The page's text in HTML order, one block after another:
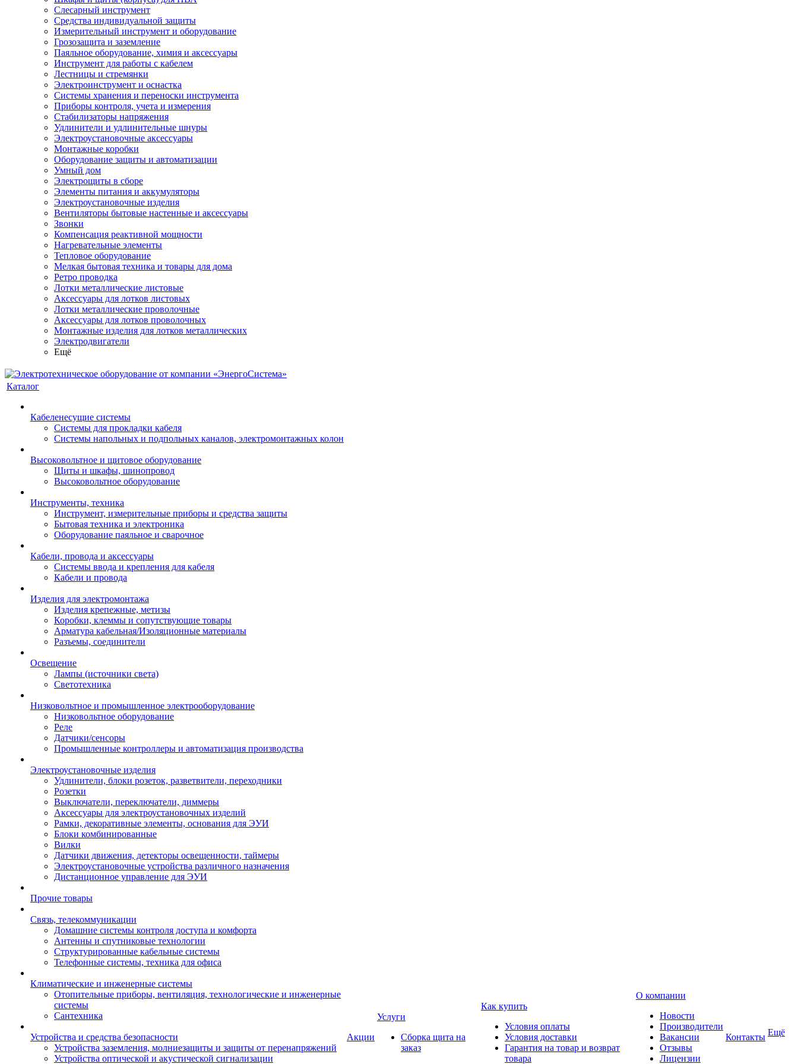
Слесарный инструмент
Средства индивидуальной защиты
Измерительный инструмент и оборудование
Грозозащита и заземление
Паяльное оборудование, химия и аксессуары
Инструмент для работы с кабелем
Лестницы и стремянки
Электроинструмент и оснастка
Системы хранения и переноски инструмента
Приборы контроля, учета и измерения
Стабилизаторы напряжения
Удлинители и удлинительные шнуры
Электроустановочные аксессуары
Монтажные коробки
Оборудование защиты и автоматизации
Умный дом
Электрощиты в сборе
Элементы питания и аккумуляторы
Электроустановочные изделия
Вентиляторы бытовые настенные и аксессуары
Звонки
Компенсация реактивной мощности
Нагревательные элементы
Тепловое оборудование
Мелкая бытовая техника и товары для дома
Ретро проводка
Лотки металлические листовые
Аксессуары для лотков листовых
Лотки металлические проволочные
Аксессуары для лотков проволочных
Монтажные изделия для лотков металлических
Электродвигатели
Ещё
Каталог
Кабеленесущие системы
Системы для прокладки кабеля
Системы напольных и подпольных каналов, электромонтажных колон
Высоковольтное и щитовое оборудование
Щиты и шкафы, шинопровод
Высоковольтное оборудование
Инструменты, техника
Инструмент, измерительные приборы и средства защиты
Бытовая техника и электроника
Оборудование паяльное и сварочное
Кабели, провода и аксессуары
Системы ввода и крепления для кабеля
Кабели и провода
Изделия для электромонтажа
Изделия крепежные, метизы
Коробки, клеммы и сопутствующие товары
Арматура кабельная/Изоляционные материалы
Разъемы, соединители
Освещение
Лампы (источники света)
Светотехника
Низковольтное и промышленное электрооборудование
Низковольтное оборудование
Реле
Датчики/сенсоры
Промышленные контроллеры и автоматизация производства
Электроустановочные изделия
Удлинители, блоки розеток, разветвители, переходники
Розетки
Выключатели, переключатели, диммеры
Аксессуары для электроустановочных изделий
Рамки, декоративные элементы, основания для ЭУИ
Блоки комбинированные
Вилки
Датчики движения, детекторы освещенности, таймеры
Электроустановочные устройства различного назначения
Дистанционное управление для ЭУИ
Прочие товары
Связь, телекоммуникации
Домашние системы контроля доступа и комфорта
Антенны и спутниковые технологии
Структурированные кабельные системы
Телефонные системы, техника для офиса
Климатические и инженерные системы
Отопительные приборы, вентиляция, технологические и инженерные
системы
Сантехника
Устройства и средства безопасности
Устройства заземления, молниезащиты и защиты от перенапряжений
Устройства оптической и акустической сигнализации
Акции
Услуги
Сборка щита на
заказ
Как купить
Условия оплаты
Условия доставки
Гарантия на товар и возврат
товара
О компании
Новости
Производители
Вакансии
Отзывы
Лицензии
Контакты Ещё